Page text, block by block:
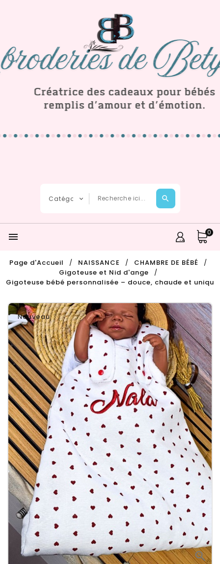
 0
Page d'Accueil NAISSANCE
CHAMBRE DE BÉBÉ
Gigoteuse et Nid d'ange
Gigoteuse bébé personnalisée – douce, chaude et uniqu
Nouveau
